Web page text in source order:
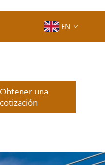
EN
Obtener una
cotización